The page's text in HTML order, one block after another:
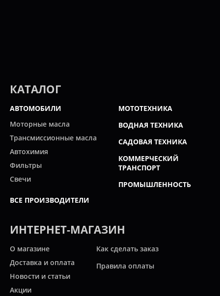
КАТАЛОГ
АВТОМОБИЛИ
Моторные масла
Трансмиссионные масла
Автохимия
Фильтры
Свечи
ВСЕ ПРОИЗВОДИТЕЛИ
МОТОТЕХНИКА
ВОДНАЯ ТЕХНИКА
САДОВАЯ ТЕХНИКА
КОММЕРЧЕСКИЙ
ТРАНСПОРТ
ПРОМЫШЛЕННОСТЬ
ИНТЕРНЕТ-МАГАЗИН
О магазине
Доставка и оплата
Новости и статьи
Акции
Как сделать заказ
Правила оплаты